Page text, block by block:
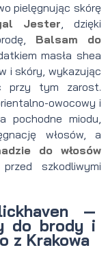
pielęgnując skórę
Jester, dzięki
Balsam do
masła shea
i skóry, wykazując
przy tym zarost.
owocowy i
pochodne miodu,
włosów, a
do włosów
szkodliwymi
—
do brody i
z Krakowa